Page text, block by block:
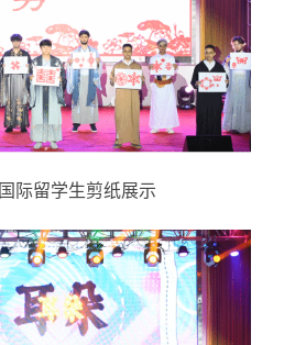
国际留学生剪纸展示